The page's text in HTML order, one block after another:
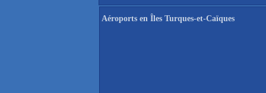
Aéroports en Îles Turques-et-Caïques